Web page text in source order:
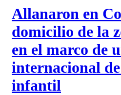
Allanaron en
domicilio de la
en el marco de
internacional
infantil